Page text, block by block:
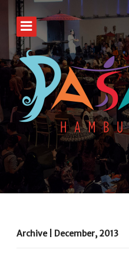
Archive | December, 2013